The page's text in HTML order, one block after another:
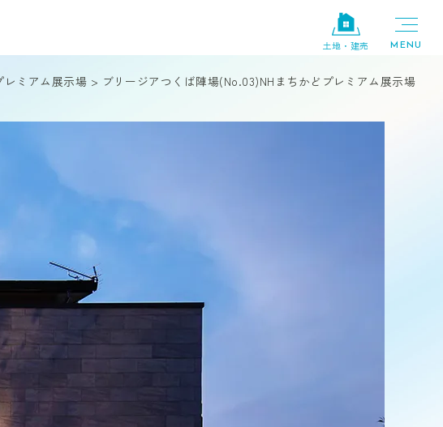
土地・建売
レミアム展示場 > ブリージアつくば陣場(No.03)NHまちかどプレミアム展示場